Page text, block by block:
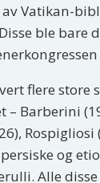
Vatikan-
ble bare
flere store
– Barberini
Rospigliosi
og
Alle